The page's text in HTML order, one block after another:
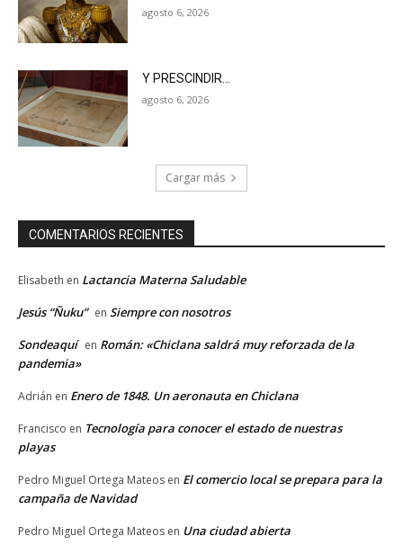
agosto 6, 2026
Y PRESCINDIR…
agosto 6, 2026
Cargar más
COMENTARIOS RECIENTES
Elisabeth en Lactancia Materna Saludable
Jesús “Ñuku” en Siempre con nosotros
Sondeaquí en Román: «Chiclana saldrá muy reforzada de la
pandemia»
Adrián en Enero de 1848. Un aeronauta en Chiclana
Francisco en Tecnología para conocer el estado de nuestras
playas
Pedro Miguel Ortega Mateos en El comercio local se prepara para la
campaña de Navidad
Pedro Miguel Ortega Mateos en Una ciudad abierta